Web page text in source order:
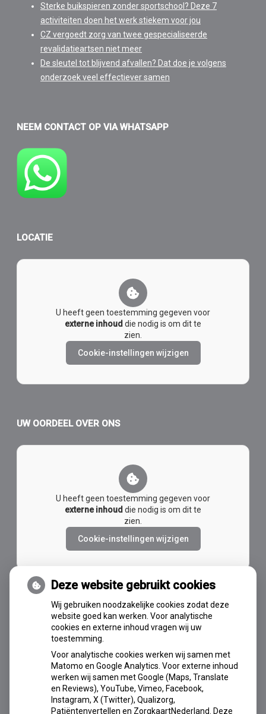
Sterke buikspieren zonder sportschool? Deze 7
activiteiten doen het werk stiekem voor jou
CZ vergoedt zorg van twee gespecialiseerde
revalidatieartsen niet meer
De sleutel tot blijvend afvallen? Dat doe je volgens
onderzoek veel effectiever samen
NEEM CONTACT OP VIA WHATSAPP
LOCATIE
U heeft geen toestemming gegeven voor
externe inhoud die nodig is om dit te
zien.
Cookie-instellingen wijzigen
UW OORDEEL OVER ONS
U heeft geen toestemming gegeven voor
externe inhoud die nodig is om dit te
zien.
Cookie-instellingen wijzigen
Deze website gebruikt cookies
Wij gebruiken noodzakelijke cookies zodat deze
website goed kan werken. Voor analytische
cookies en externe inhoud vragen wij uw
toestemming.
Voor analytische cookies werken wij samen met
Matomo en Google Analytics. Voor externe inhoud
werken wij samen met Google (Maps, Translate
en Reviews), YouTube, Vimeo, Facebook,
Instagram, X (Twitter), Qualizorg,
Patiëntenvertellen en ZorgkaartNederland. Deze